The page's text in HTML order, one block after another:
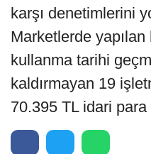
karşı denetimlerini
Marketlerde
kullanma tarihi
kaldırmayan 19
70.395 TL idari para